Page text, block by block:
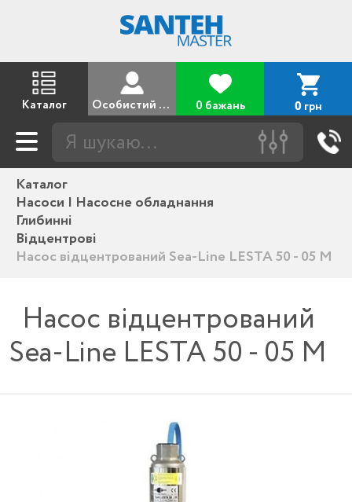
Каталог Особистий кабінет 0 бажань 0 грн
Каталог
Насоси | Насосне обладнання
Глибинні
Відцентрові
Насос відцентрований Sea-Line LESTA 50 - 05 M
Насос відцентрований
Sea-Line LESTA 50 - 05 M